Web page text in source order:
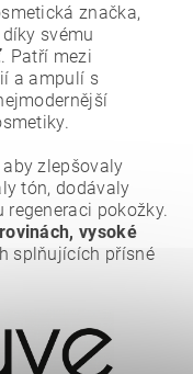
značka,
svému
. Patří mezi
a ampulí s
zlepšovaly
tón, dodávaly
pokožky.
vysoké
splňujících přísné